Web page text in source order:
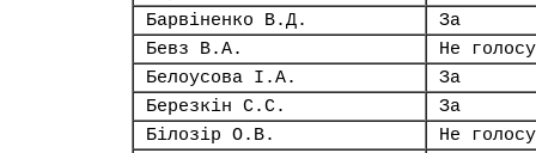
Барвіненко В.Д.
За
Бевз В.А.
Не
Белоусова І.А.
За
Березкін С.С.
За
Білозір О.В.
Не